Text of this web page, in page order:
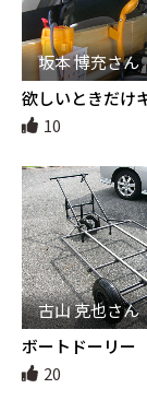
坂本 博充さん
欲しいときだけ
カー変身セット
10
古山 克也さん
ボートドーリー
20